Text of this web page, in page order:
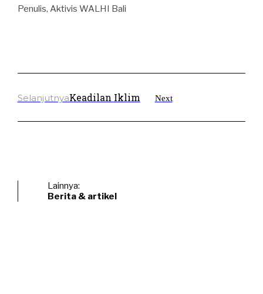
Penulis, Aktivis WALHI Bali
SelanjutnyaKeadilan Iklim Next
Lainnya:
Berita & artikel